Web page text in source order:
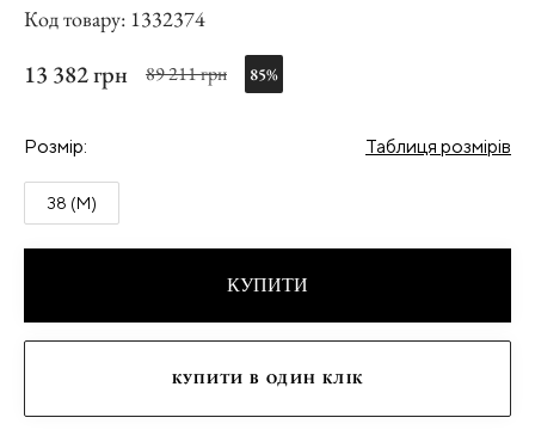
Код товару: 1332374
13 382 грн 89 211 грн 85%
Розмір: Таблиця розмірів
38 (M)
КУПИТИ
КУПИТИ В ОДИН КЛІК